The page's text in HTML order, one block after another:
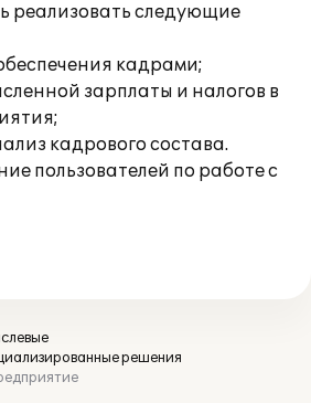
реализовать следующие
кадрами;
зарплаты и налогов в
кадрового состава.
пользователей по работе с
решения